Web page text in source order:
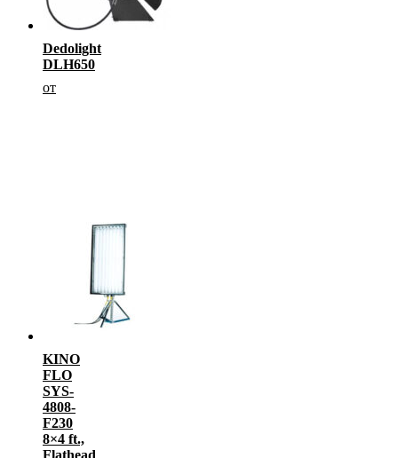
Dedolight
DLH650
от
KINO
FLO
SYS-
4808-
F230
8×4 ft.,